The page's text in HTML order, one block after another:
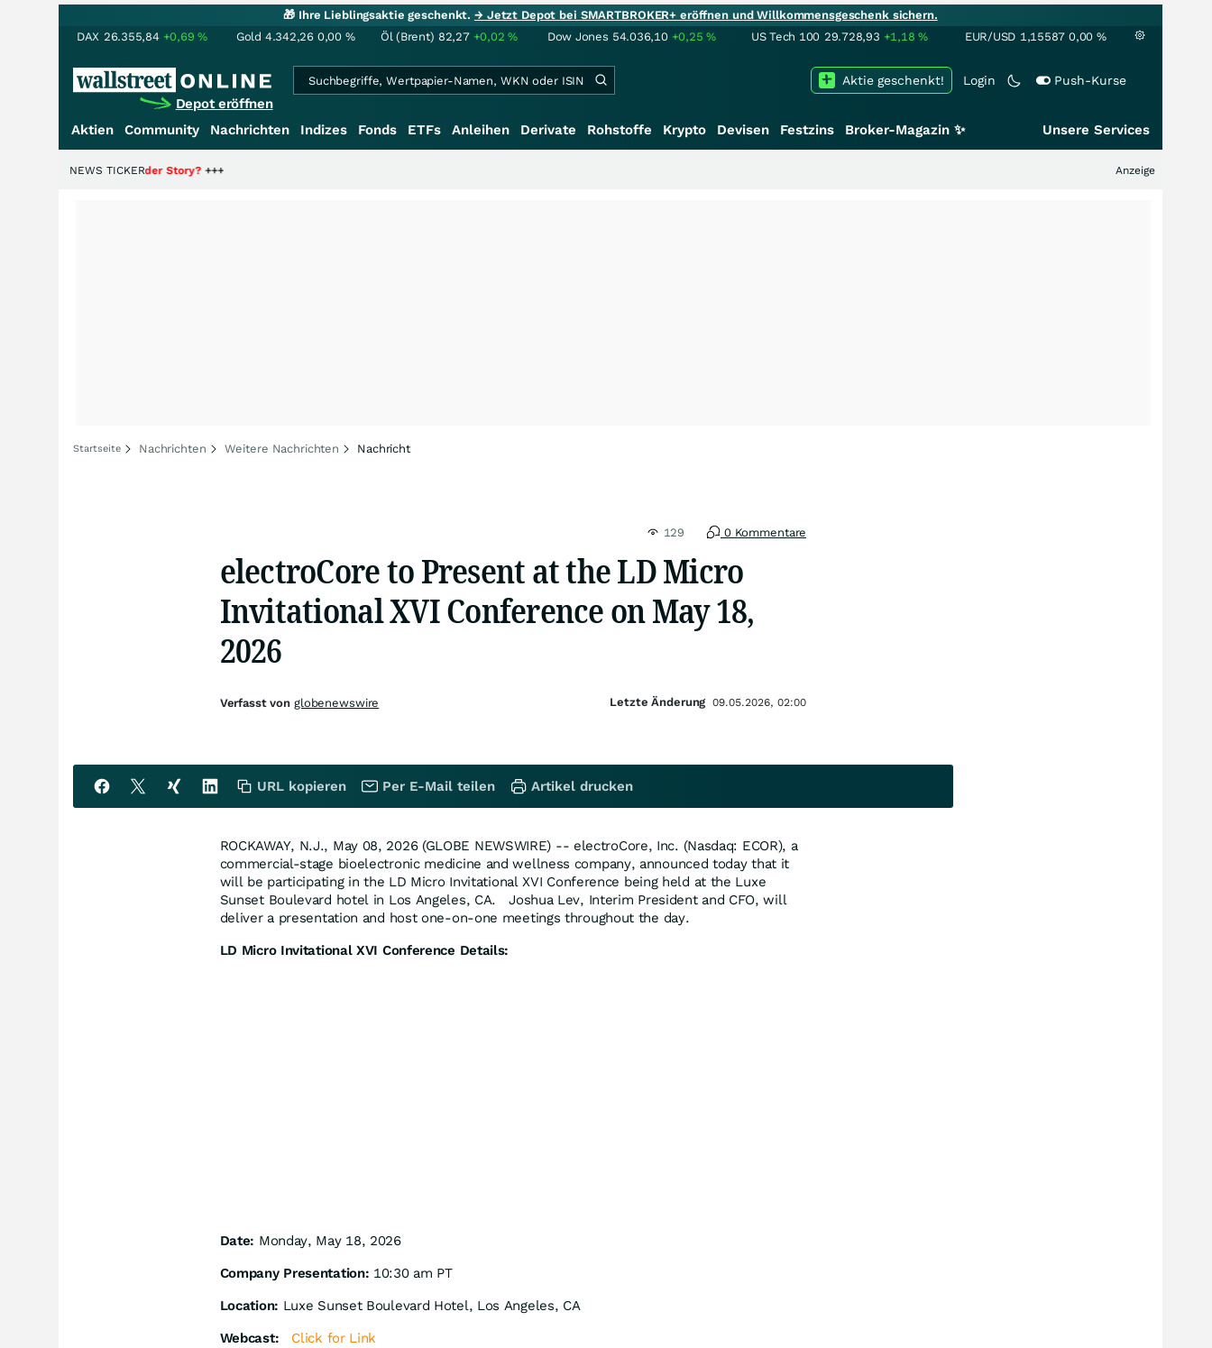
🎁 Ihre Lieblingsaktie geschenkt.→ Jetzt Depot bei SMARTBROKER+ eröffnen und Willkommensgeschenk sichern.
DAX 26.355,84 +0,69% Gold 4.342,26 0,00 % Öl (Brent) 82,27 +0,02% Dow Jones 54.036,10 +0,25% US Tech 100 29.728,93 +1,18% EUR/USD 1,15587 0,00 %
Depot eröffnen
Login Push-Kurse
Aktie geschenkt!
Aktien Community Nachrichten Indizes Fonds ETFs Anleihen Derivate Rohstoffe Krypto Devisen Festzins Broker-Magazin ✨ Unsere Services
die Hälfte der Story?+++ Anzeige
NEWS TICKER
Startseite Nachrichten Weitere Nachrichten Nachricht
129 0 Kommentare
electroCore to Present at the LD Micro
Invitational XVI Conference on May 18,
2026
ROCKAWAY, N.J., May 08, 2026 (GLOBE NEWSWIRE) -- electroCore, Inc. (Nasdaq: ECOR), a
commercial-stage bioelectronic medicine and wellness company, announced today that it
will be participating in the LD Micro Invitational XVI Conference being held at the Luxe
Sunset Boulevard hotel in Los Angeles, CA. Joshua Lev, Interim President and CFO, will
deliver a presentation and host one-on-one meetings throughout the day.
LD Micro Invitational XVI Conference Details:
Date: Monday, May 18, 2026
Company Presentation: 10:30 am PT
Location: Luxe Sunset Boulevard Hotel, Los Angeles, CA
Webcast:
Click for Link
Verfasst von globenewswire Letzte Änderung 09.05.2026, 02:00
URL kopieren Per E-Mail teilen Artikel drucken